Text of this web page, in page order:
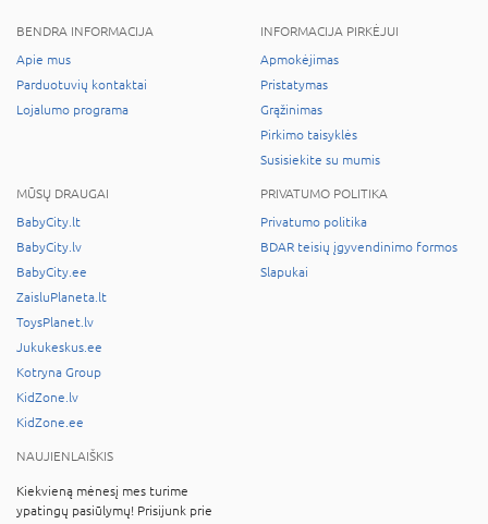
BENDRA INFORMACIJA
Apie mus
Parduotuvių kontaktai
Lojalumo programa
INFORMACIJA PIRKĖJUI
Apmokėjimas
Pristatymas
Grąžinimas
Pirkimo taisyklės
Susisiekite su mumis
MŪSŲ DRAUGAI
BabyCity.lt
BabyCity.lv
BabyCity.ee
ZaisluPlaneta.lt
ToysPlanet.lv
Jukukeskus.ee
Kotryna Group
KidZone.lv
KidZone.ee
PRIVATUMO POLITIKA
Privatumo politika
BDAR teisių įgyvendinimo formos
Slapukai
NAUJIENLAIŠKIS
Kiekvieną mėnesį mes turime
ypatingų pasiūlymų! Prisijunk prie